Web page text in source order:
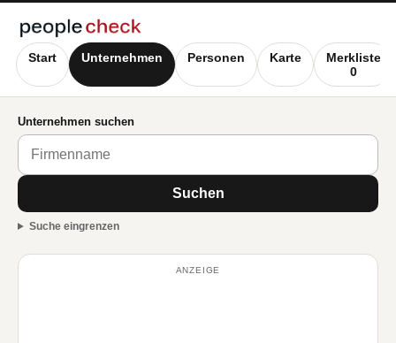
Start Unternehmen Personen Karte
Merkliste
0
Unternehmen suchen
Suchen
Suche eingrenzen
ANZEIGE